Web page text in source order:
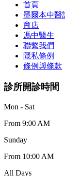
首頁
墨爾本中醫
商店
馮中醫生
聯繫我們
隱私條例
條例與條款
診所開診時間
Mon - Sat
From 9:00 AM
Sunday
From 10:00 AM
All Days